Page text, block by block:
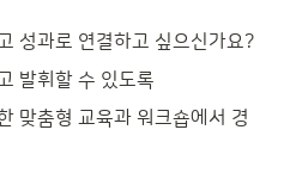
성과로 연결하고 싶으신가요?
발휘할 수 있도록
맞춤형 교육과 워크숍에서 경